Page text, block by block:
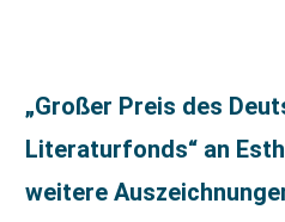
„Großer Preis des
Literaturfonds“ an
weitere